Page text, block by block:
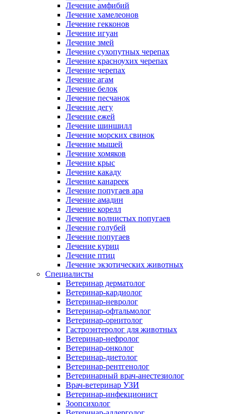
Лечение амфибий
Лечение хамелеонов
Лечение гекконов
Лечение игуан
Лечение змей
Лечение сухопутных черепах
Лечение красноухих черепах
Лечение черепах
Лечение агам
Лечение белок
Лечение песчанок
Лечение дегу
Лечение ежей
Лечение шиншилл
Лечение морских свинок
Лечение мышей
Лечение хомяков
Лечение крыс
Лечение какаду
Лечение канареек
Лечение попугаев ара
Лечение амадин
Лечение корелл
Лечение волнистых попугаев
Лечение голубей
Лечение попугаев
Лечение куриц
Лечение птиц
Лечение экзотических животных
Специалисты
Ветеринар дерматолог
Ветеринар-кардиолог
Ветеринар-невролог
Ветеринар-офтальмолог
Ветеринар-орнитолог
Гастроэнтеролог для животных
Ветеринар-нефролог
Ветеринар-онколог
Ветеринар-диетолог
Ветеринар-рентгенолог
Ветеринарный врач-анестезиолог
Врач-ветеринар УЗИ
Ветеринар-инфекционист
Зоопсихолог